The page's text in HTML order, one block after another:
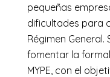
pequeñas
dificultades para
Régimen General.
fomentar la
MYPE, con el